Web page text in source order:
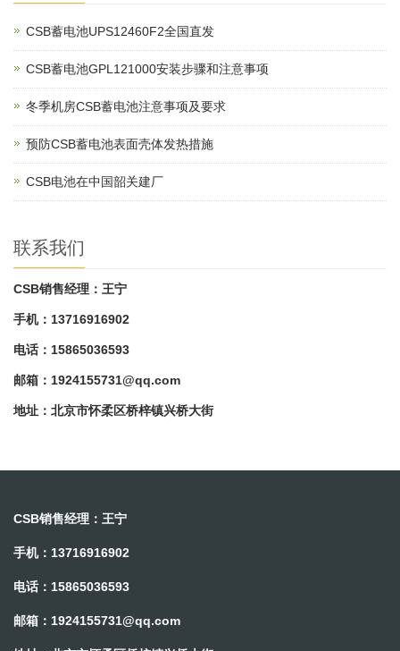
CSB蓄电池UPS12460F2全国直发
CSB蓄电池GPL121000安装步骤和注意事项
冬季机房CSB蓄电池注意事项及要求
预防CSB蓄电池表面壳体发热措施
CSB电池在中国韶关建厂
联系我们
CSB销售经理：王宁
手机：13716916902
电话：15865036593
邮箱： 1924155731@qq.com
地址：北京市怀柔区桥梓镇兴桥大街
CSB销售经理：王宁
手机：13716916902
电话：15865036593
邮箱： 1924155731@qq.com